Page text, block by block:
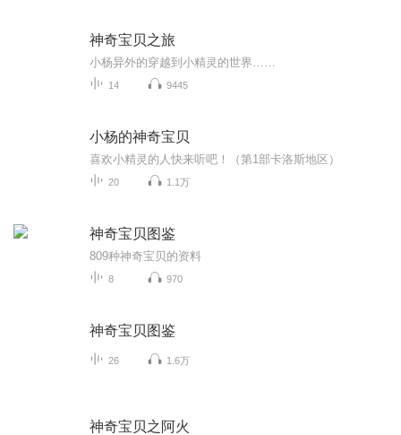
神奇宝贝之旅
小杨异外的穿越到小精灵的世界……
14 9445
小杨的神奇宝贝
喜欢小精灵的人快来听吧！（第1部卡洛斯地区）
20 1.1万
神奇宝贝图鉴
809种神奇宝贝的资料
8 970
神奇宝贝图鉴
26 1.6万
神奇宝贝之阿火